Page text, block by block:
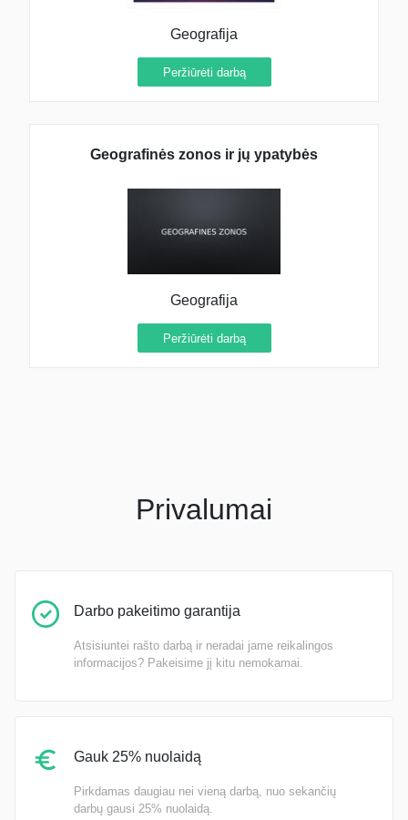
Geografija
Peržiūrėti darbą
Geografinės zonos ir jų ypatybės
Geografija
Peržiūrėti darbą
Privalumai
Darbo pakeitimo garantija
Atsisiuntei rašto darbą ir neradai jame reikalingos
informacijos? Pakeisime jį kitu nemokamai.
Gauk 25% nuolaidą
Pirkdamas daugiau nei vieną darbą, nuo sekančių
darbų gausi 25% nuolaidą.